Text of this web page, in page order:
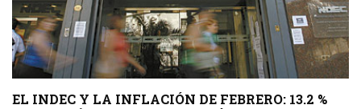
EL INDEC Y LA INFLACIÓN DE FEBRERO: 13.2 %